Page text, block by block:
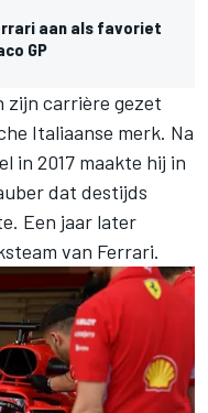
aan als favoriet
GP
zijn carrière gezet
Italiaanse merk. Na
in 2017 maakte hij in
dat destijds
Een jaar later
van Ferrari.